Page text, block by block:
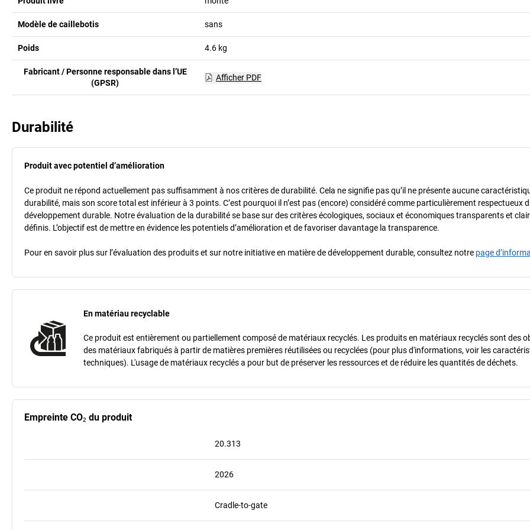
Modèle de caillebotis sans
Poids 4.6 kg
Fabricant / Personne responsable dans l’UE
(GPSR)
Afficher PDF
Durabilité
Produit avec potentiel d’amélioration
Ce produit ne répond actuellement pas suffisamment à nos critères de durabilité. Cela ne signifie pas qu’il ne présente aucune
durabilité, mais son score total est inférieur à 3 points. C’est pourquoi il n’est pas (encore) considéré comme particulièrement respectueux
développement durable. Notre évaluation de la durabilité se base sur des critères écologiques, sociaux et économiques transparents et
définis. L’objectif est de mettre en évidence les potentiels d’amélioration et de favoriser davantage la transparence.
Pour en savoir plus sur l’évaluation des produits et sur notre initiative en matière de développement durable, consultez notre page
En matériau recyclable
Ce produit est entièrement ou partiellement composé de matériaux recyclés. Les produits en matériaux recyclés sont des
des matériaux fabriqués à partir de matières premières réutilisées ou recyclées (pour plus d'informations, voir les
techniques). L'usage de matériaux recyclés a pour but de préserver les ressources et de réduire les quantités de déchets.
Empreinte CO₂ du produit
20.313
2026
Cradle-to-gate